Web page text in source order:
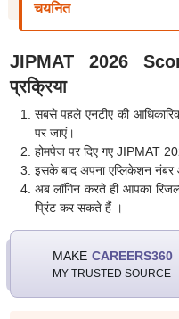
चयनित
JIPMAT 2026
प्रक्रिया
सबसे पहले एनटीए की
पर जाएं।
होमपेज पर दिए गए JIPMAT
इसके बाद अपना एप्लिकेशन नंबर
अब लॉगिन करते ही आपका
प्रिंट कर सकते हैं ।
MAKE CAREERS360
MY TRUSTED SOURCE